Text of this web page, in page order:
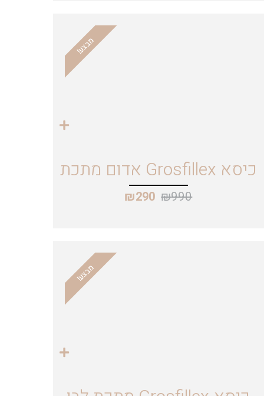
מבצע!
כיסא Grosfillex אדום מתכת
₪990
₪290
מבצע!